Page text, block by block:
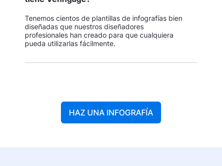
Tenemos cientos de plantillas de infografías bien
diseñadas que nuestros diseñadores
profesionales han creado para que cualquiera
pueda utilizarlas fácilmente.
HAZ UNA INFOGRAFÍA